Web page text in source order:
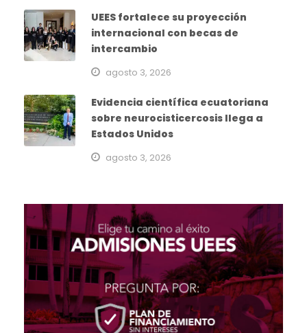
UEES fortalece su proyección
internacional con becas de
intercambio
agosto 3, 2026
Evidencia científica ecuatoriana
sobre neurocisticercosis llega a
Estados Unidos
agosto 3, 2026